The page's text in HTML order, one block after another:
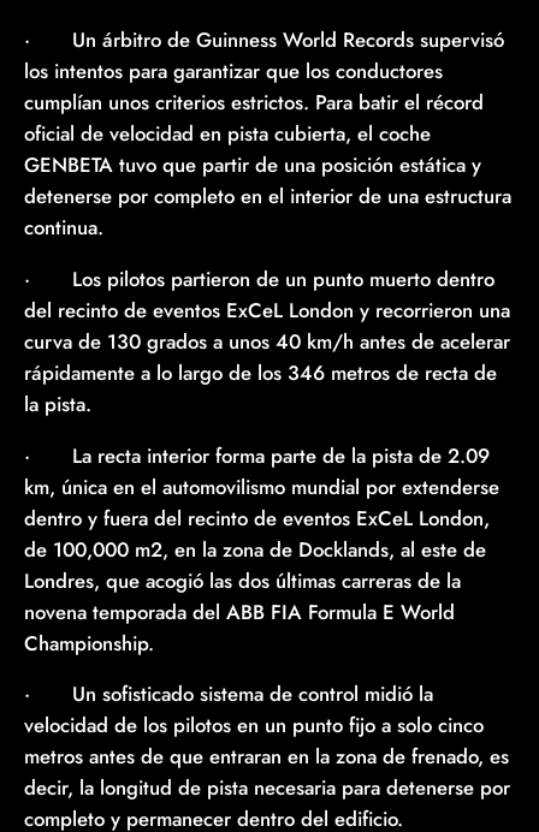
· Un árbitro de Guinness World Records supervisó
los intentos para garantizar que los conductores
cumplían unos criterios estrictos. Para batir el récord
oficial de velocidad en pista cubierta, el coche
GENBETA tuvo que partir de una posición estática y
detenerse por completo en el interior de una estructura
continua.
· Los pilotos partieron de un punto muerto dentro
del recinto de eventos ExCeL London y recorrieron una
curva de 130 grados a unos 40 km/h antes de acelerar
rápidamente a lo largo de los 346 metros de recta de
la pista.
· La recta interior forma parte de la pista de 2.09
km, única en el automovilismo mundial por extenderse
dentro y fuera del recinto de eventos ExCeL London,
de 100,000 m2, en la zona de Docklands, al este de
Londres, que acogió las dos últimas carreras de la
novena temporada del ABB FIA Formula E World
Championship.
· Un sofisticado sistema de control midió la
velocidad de los pilotos en un punto fijo a solo cinco
metros antes de que entraran en la zona de frenado, es
decir, la longitud de pista necesaria para detenerse por
completo y permanecer dentro del edificio.